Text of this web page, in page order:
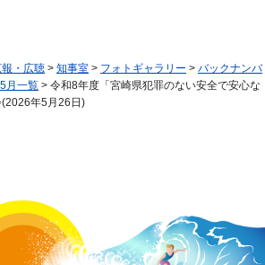
報・広聴 > 知事室 > フォトギャラリー > バックナンバ
月一覧 > 令和8年度「宮崎県犯罪のない安全で安心な
(2026年5月26日)